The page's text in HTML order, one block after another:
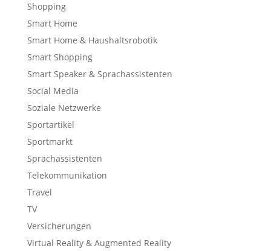
Shopping
Smart Home
Smart Home & Haushaltsrobotik
Smart Shopping
Smart Speaker & Sprachassistenten
Social Media
Soziale Netzwerke
Sportartikel
Sportmarkt
Sprachassistenten
Telekommunikation
Travel
TV
Versicherungen
Virtual Reality & Augmented Reality